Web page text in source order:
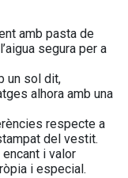
amb pasta de
segura per a
un sol dit,
alhora amb una
respecte a
del vestit.
i valor
i especial.